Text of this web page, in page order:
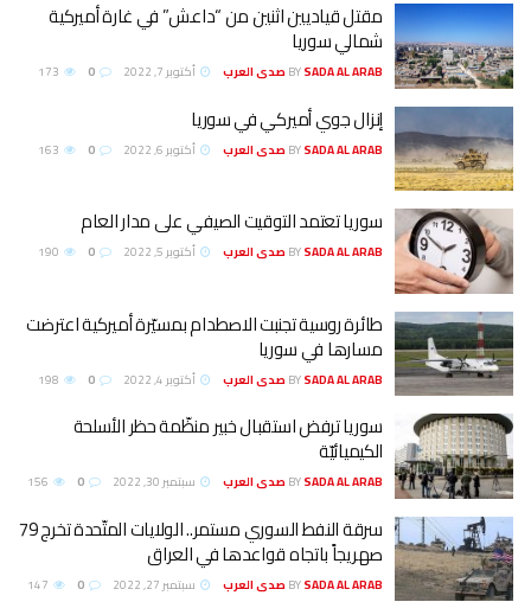
مقتل قياديين اثنين من “داعش” في غارة أميركية
شمالي سوريا
BYSADA AL ARAB صدى العرب أكتوبر 7, 2022
إنزال جوي أميركي في سوريا
BYSADA AL ARAB صدى العرب أكتوبر 6, 2022
سوريا تعتمد التوقيت الصيفي على مدار العام
BYSADA AL ARAB صدى العرب أكتوبر 5, 2022
طائرة روسية تجنبت الاصطدام بمسيّرة أميركية اعترضت
مسارها في سوريا
BYSADA AL ARAB صدى العرب أكتوبر 4, 2022
سوريا ترفض استقبال خبير منظّمة حظر الأسلحة
الكيميائيّة
BYSADA AL ARAB صدى العرب سبتمبر 30, 2022
سرقة النفط السوري مستمر.. الولايات المتّحدة تخرج 79
صهريجاً باتجاه قواعدها في العراق
BYSADA AL ARAB صدى العرب سبتمبر 27, 2022